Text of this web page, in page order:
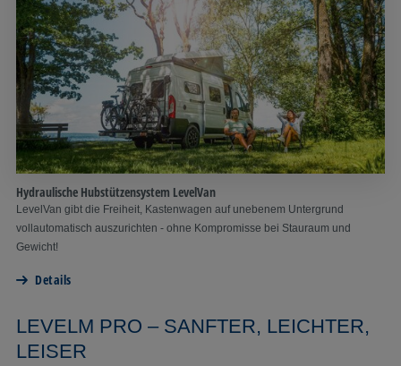
Hydraulische Hubstützensystem LevelVan
LevelVan gibt die Freiheit, Kastenwagen auf unebenem Untergrund
vollautomatisch auszurichten - ohne Kompromisse bei Stauraum und
Gewicht!
Details
LEVELM PRO – SANFTER, LEICHTER,
LEISER